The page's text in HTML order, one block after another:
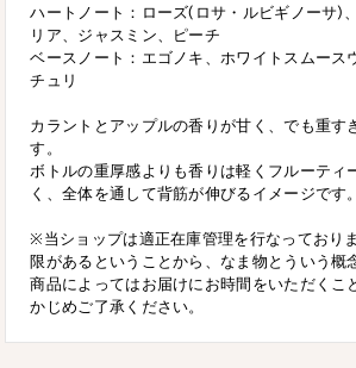
ハートノート：ローズ(ロサ・ルビギノーサ)
リア、ジャスミン、ピーチ
ベースノート：エゴノキ、ホワイトスムース
チュリ
カラントとアップルの香りが甘く、でも重す
す。
ボトルの重厚感よりも香りは軽くフルーティ
く、全体を通して背筋が伸びるイメージです。
※当ショップは適正在庫管理を行なっており
限があるということから、なま物とういう概
商品によってはお届けにお時間をいただくこ
かじめご了承ください。